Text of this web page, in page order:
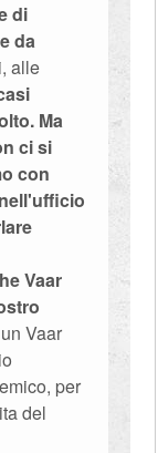
di
da
alle
Ma
ci si
con
Vaar
Vaar
per
del